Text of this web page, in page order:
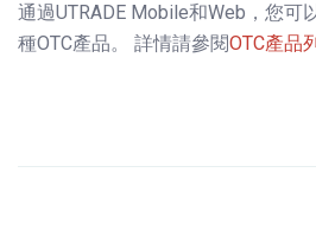
通過UTRADE Mobile和Web，您可
種OTC產品。 詳情請參閱OTC產品